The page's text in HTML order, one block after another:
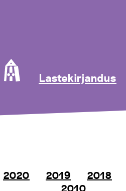
Lastekirjandus
2020 2019 2018